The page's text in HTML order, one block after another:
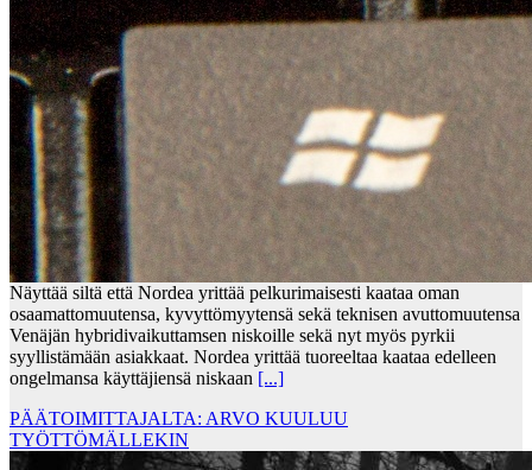
Näyttää siltä että Nordea yrittää pelkurimaisesti kaataa oman
osaamattomuutensa, kyvyttömyytensä sekä teknisen avuttomuutensa
Venäjän hybridivaikuttamsen niskoille sekä nyt myös pyrkii
syyllistämään asiakkaat. Nordea yrittää tuoreeltaa kaataa edelleen
ongelmansa käyttäjiensä niskaan [...]
PÄÄTOIMITTAJALTA: ARVO KUULUU
TYÖTTÖMÄLLEKIN